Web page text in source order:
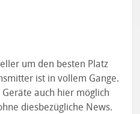
um den besten Platz
ist in vollem Gange.
auch hier möglich
diesbezügliche News.